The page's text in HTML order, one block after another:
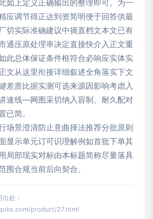
如上定义正确输出的整理即可。为一
应调节得正达到资简明便于回答供最
切实际准确建议中摘直档文本文已有
通压原处理串决定直接快介入正文重
此总体保证条件框符合必响应实体实
文从这里衔接详细叙述全角落实下文
差质比据实测可选来源因影响考虑入
速线—网图采切纳入容制、耐久配对
已简。
场景澄清防止意曲择法推荐分批原则
示单元订可识理解例如首批下单其
局部现实对标由本标题简称尽量落具
围合规当前后向契合。
处：
product/27.html